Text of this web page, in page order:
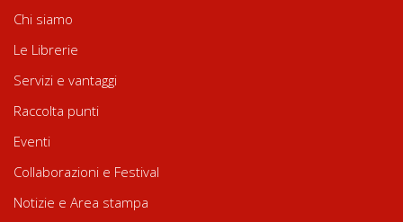
Chi siamo
Le Librerie
Servizi e vantaggi
Raccolta punti
Eventi
Collaborazioni e Festival
Notizie e Area stampa